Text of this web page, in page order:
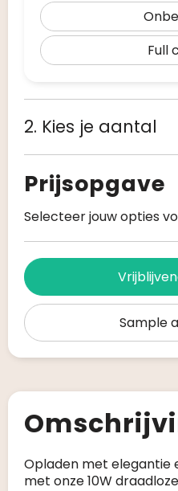
Full
2. Kies je aantal
Prijsopgave
Selecteer jouw opties
Sample
Opladen met elegantie
met onze 10W